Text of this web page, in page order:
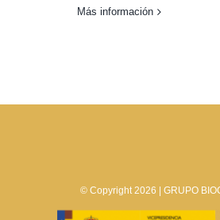
Más información
© Copyright 2026 | GRUPO